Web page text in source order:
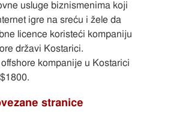
usluge biznismenima koji
igre na sreću i žele da
licence koristeći kompaniju
državi Kostarici.
kompanije u Kostarici
stranice